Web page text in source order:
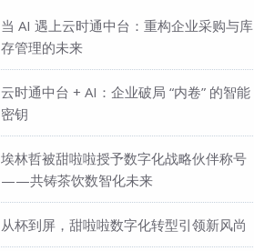
当 AI 遇上云时通中台：重构企业采购与库
存管理的未来
云时通中台 + AI：企业破局 “内卷” 的智能
密钥
埃林哲被甜啦啦授予数字化战略伙伴称号
——共铸茶饮数智化未来
从杯到屏，甜啦啦数字化转型引领新风尚